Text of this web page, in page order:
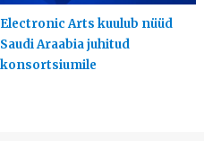
Electronic Arts kuulub nüüd
Saudi Araabia juhitud
konsortsiumile